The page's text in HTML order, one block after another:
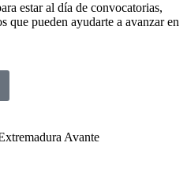
estar al día de convocatorias,
que pueden ayudarte a avanzar en